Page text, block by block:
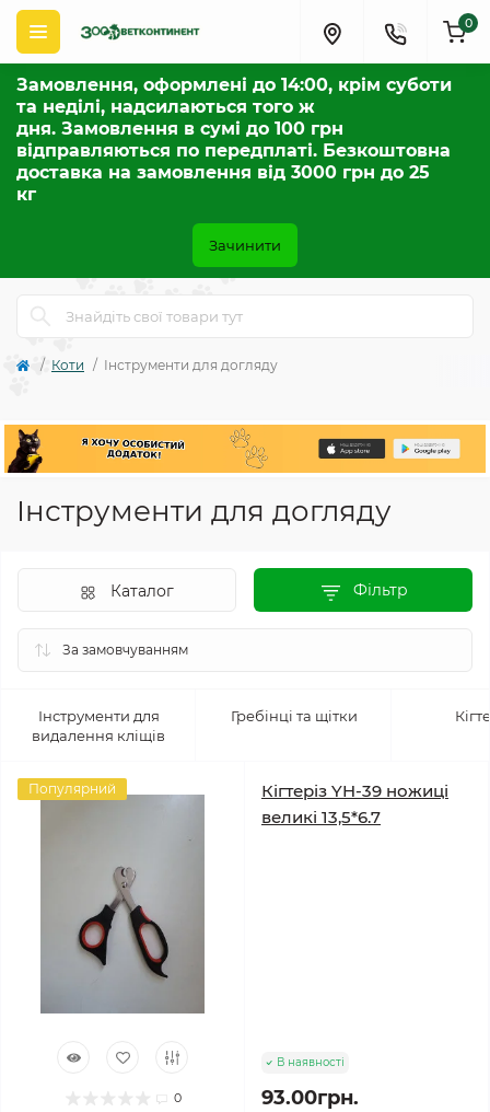
Замовлення, оформлені до 14:00, крім суботи
та неділі, надсилаються того ж
дня. Замовлення в сумі до 100 грн
відправляються по передплаті. Безкоштовна
доставка на замовлення від 3000 грн до 25
кг
Зачинити
0
Коти Інструменти для догляду
Інструменти для догляду
Фільтр
Каталог
Інструменти для
видалення кліщів
Гребінці та щітки
Популярний
0
Кігтеріз YH-39 ножиці
великі 13,5*6.7
В наявності
93.00грн.